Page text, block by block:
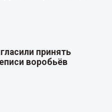
принять
воробьёв